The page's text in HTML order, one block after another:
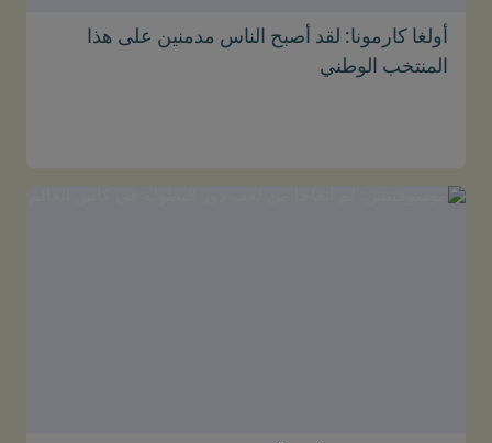
أولغا كارمونا: لقد أصبح الناس مدمنين على هذا
المنتخب الوطني